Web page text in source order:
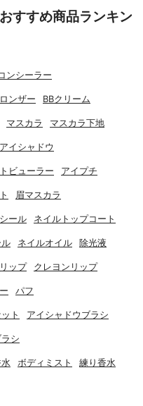
すすめ商品ランキン
ンシーラー
ンザー BBクリーム
マスカラ マスカラ下地
アイシャドウ
ビューラー アイプチ
眉マスカラ
ール ネイルトップコート
ネイルオイル 除光液
リップ クレヨンリップ
パフ
ト アイシャドウブラシ
シ
ボディミスト 練り香水